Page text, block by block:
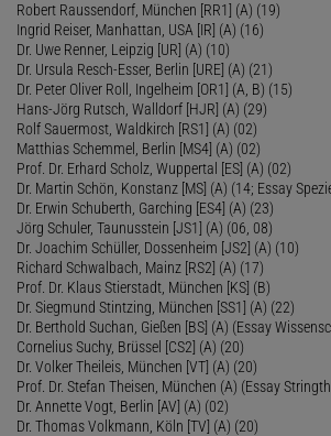
Robert Raussendorf, München [RR1] (A) (19)
Ingrid Reiser, Manhattan, USA [IR] (A) (16)
Dr. Uwe Renner, Leipzig [UR] (A) (10)
Dr. Ursula Resch-Esser, Berlin [URE] (A) (21)
Dr. Peter Oliver Roll, Ingelheim [OR1] (A, B) (15)
Hans-Jörg Rutsch, Walldorf [HJR] (A) (29)
Rolf Sauermost, Waldkirch [RS1] (A) (02)
Matthias Schemmel, Berlin [MS4] (A) (02)
Prof. Dr. Erhard Scholz, Wuppertal [ES] (A) (02)
Dr. Martin Schön, Konstanz [MS] (A) (14; Essay
Dr. Erwin Schuberth, Garching [ES4] (A) (23)
Jörg Schuler, Taunusstein [JS1] (A) (06, 08)
Dr. Joachim Schüller, Dossenheim [JS2] (A) (10)
Richard Schwalbach, Mainz [RS2] (A) (17)
Prof. Dr. Klaus Stierstadt, München [KS] (B)
Dr. Siegmund Stintzing, München [SS1] (A) (22)
Dr. Berthold Suchan, Gießen [BS] (A) (Essay
Cornelius Suchy, Brüssel [CS2] (A) (20)
Dr. Volker Theileis, München [VT] (A) (20)
Prof. Dr. Stefan Theisen, München (A) (Essay
Dr. Annette Vogt, Berlin [AV] (A) (02)
Dr. Thomas Volkmann, Köln [TV] (A) (20)